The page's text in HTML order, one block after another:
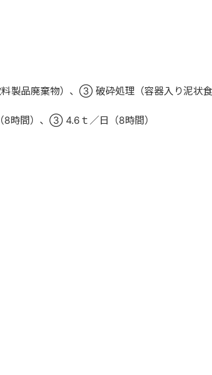
製品廃棄物）、③ 破砕処理（容器入り泥状
時間）、③ 4.6ｔ／日（8時間）